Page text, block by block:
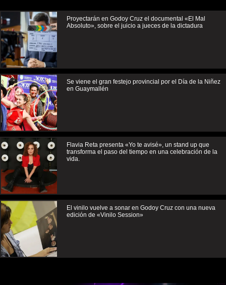
Proyectarán en Godoy Cruz el documental «El Mal
Absoluto», sobre el juicio a jueces de la dictadura
Se viene el gran festejo provincial por el Día de la Niñez
en Guaymallén
Flavia Reta presenta «Yo te avisé», un stand up que
transforma el paso del tiempo en una celebración de la
vida.
El vinilo vuelve a sonar en Godoy Cruz con una nueva
edición de «Vinilo Session»